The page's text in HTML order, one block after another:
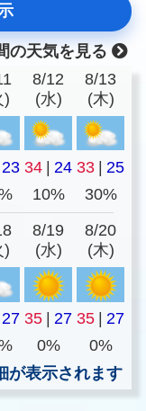
の天気を見る
)
8/12
(水)
8/13
(木)
23 34 24 33
25
10% 30%
)
8/19
(水)
8/20
(木)
27 35 27 35
27
0%
0%
が表示されます